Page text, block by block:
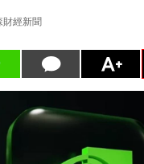
財經新聞